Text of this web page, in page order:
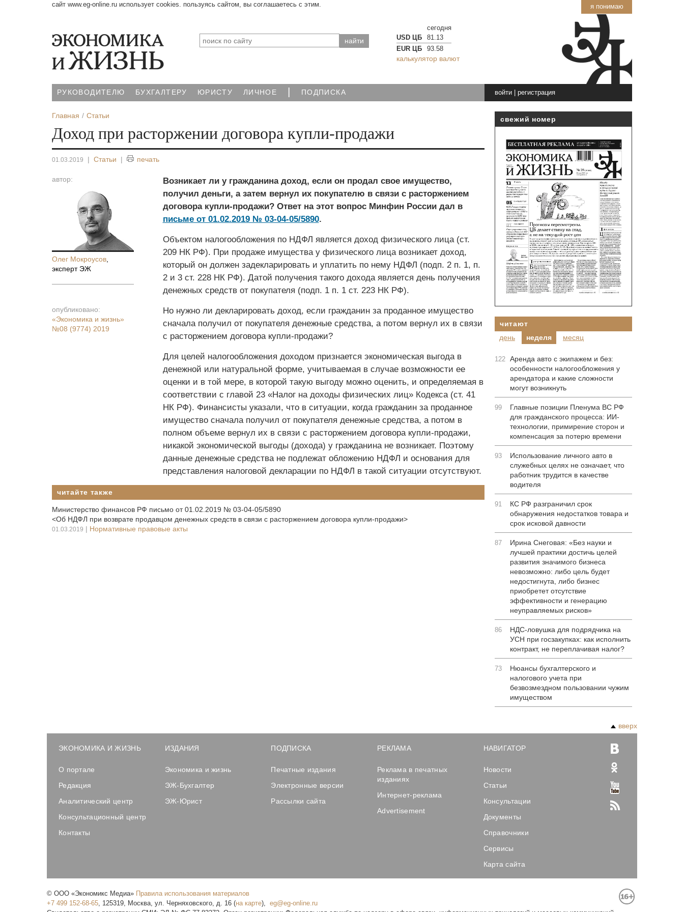
я понимаю
сайт www.eg-online.ru использует cookies. пользуясь сайтом, вы соглашаетесь с этим.
сегодня
USD ЦБ
81.13
EUR ЦБ
93.58
калькулятор валют
РУКОВОДИТЕЛЮ БУХГАЛТЕРУ ЮРИСТУ ЛИЧНОЕ | ПОДПИСКА войти| регистрация
Главная Статьи
Доход при расторжении договора купли-продажи
01.03.2019 | Статьи | печать
автор:
Олег Мокроусов
эксперт ЭЖ
опубликовано:
«Экономика и жизнь»
№08 (9774) 2019
Возникает ли у гражданина доход, если он продал свое имущество,
получил деньги, а затем вернул их покупателю в связи с расторжением
договора купли-продажи? Ответ на этот вопрос Минфин России дал в
письме от 01.02.2019 № 03-04-05/5890.
Объектом налогообложения по НДФЛ является доход физического лица (ст.
209 НК РФ). При продаже имущества у физического лица возникает доход,
который он должен задекларировать и уплатить по нему НДФЛ (подп. 2 п. 1, п.
2 и 3 ст. 228 НК РФ). Датой получения такого дохода является день получения
денежных средств от покупателя (подп. 1 п. 1 ст. 223 НК РФ).
Но нужно ли декларировать доход, если гражданин за проданное имущество
сначала получил от покупателя денежные средства, а потом вернул их в связи
с расторжением договора купли-продажи?
Для целей налогообложения доходом признается экономическая выгода в
денежной или натуральной форме, учитываемая в случае возможности ее
оценки и в той мере, в которой такую выгоду можно оценить, и определяемая в
соответствии с главой 23 «Налог на доходы физических лиц» Кодекса (ст. 41
НК РФ). Финансисты указали, что в ситуации, когда гражданин за проданное
имущество сначала получил от покупателя денежные средства, а потом в
полном объеме вернул их в связи с расторжением договора купли-продажи,
никакой экономической выгоды (дохода) у гражданина не возникает. Поэтому
данные денежные средства не подлежат обложению НДФЛ и основания для
представления налоговой декларации по НДФЛ в такой ситуации отсутствуют.
читайте также
Министерство финансов РФ письмо от 01.02.2019 № 03-04-05/5890
<Об НДФЛ при возврате продавцом денежных средств в связи с расторжением договора купли-продажи>
01.03.2019 | Нормативные правовые акты
свежий номер
читают
день
неделя месяц
122 Аренда авто с экипажем и без:
особенности налогообложения у
арендатора и какие сложности
могут возникнуть
99
Главные позиции Пленума ВС РФ
для гражданского процесса: ИИ-
технологии, примирение сторон и
компенсация за потерю времени
93
Использование личного авто в
служебных целях не означает, что
работник трудится в качестве
водителя
91
КС РФ разграничил срок
обнаружения недостатков товара и
срок исковой давности
87
Ирина Снеговая: «Без науки и
лучшей практики достичь целей
развития значимого бизнеса
невозможно: либо цель будет
недостигнута, либо бизнес
приобретет отсутствие
эффективности и генерацию
неуправляемых рисков»
86
НДС-ловушка для подрядчика на
УСН при госзакупках: как исполнить
контракт, не переплачивая налог?
73
Нюансы бухгалтерского и
налогового учета при
безвозмездном пользовании чужим
имуществом
вверх
ЭКОНОМИКА И ЖИЗНЬ
О портале
Редакция
Аналитический центр
Консультационный центр
Контакты
ИЗДАНИЯ
Экономика и жизнь
ЭЖ-Бухгалтер
ЭЖ-Юрист
ПОДПИСКА
Печатные издания
Электронные версии
Рассылки сайта
РЕКЛАМА
Реклама в печатных
изданиях
Интернет-реклама
Advertisement
НАВИГАТОР
Новости
Статьи
Консультации
Документы
Справочники
Сервисы
Карта сайта
© ООО «Экономикс Медиа» Правила использования материалов
+7 499 152-68-65, 125319, Москва, ул. Черняховского, д. 16 (на карте),